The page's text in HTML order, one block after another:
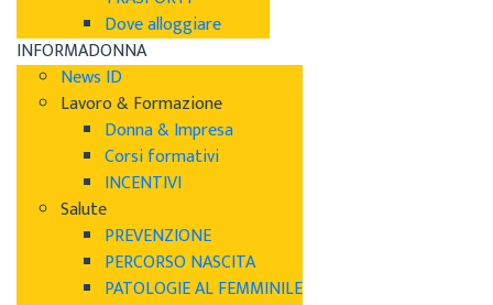
Dove alloggiare
INFORMADONNA
News ID
Lavoro & Formazione
Donna & Impresa
Corsi formativi
INCENTIVI
Salute
PREVENZIONE
PERCORSO NASCITA
PATOLOGIE AL FEMMINILE